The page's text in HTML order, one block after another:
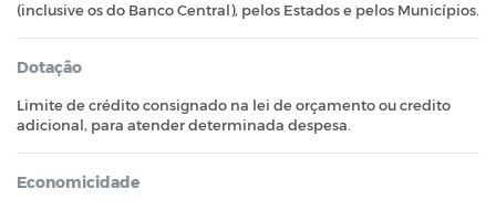
(inclusive os do Banco Central), pelos Estados e pelos Municípios.
Dotação
Limite de crédito consignado na lei de orçamento ou credito
adicional, para atender determinada despesa.
Economicidade